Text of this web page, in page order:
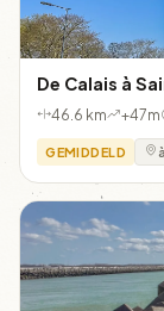
De Calais à
46.6 km +47m
GEMIDDELD